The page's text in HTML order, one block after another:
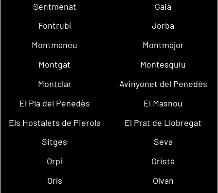
Sentmenat
Gaià
Fontrubí
Jorba
Montmaneu
Montmajor
Montgat
Montesquiu
Montclar
Avinyonet del Penedès
El Pla del Penedès
El Masnou
Els Hostalets de Pierola
El Prat de Llobregat
Sitges
Seva
Orpí
Oristà
Orís
Olvan